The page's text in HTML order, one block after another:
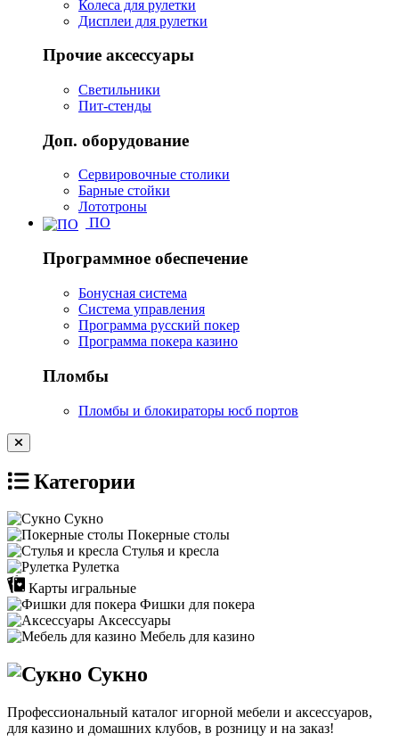
Колеса для рулетки
Дисплеи для рулетки
Прочие аксессуары
Светильники
Пит-стенды
Доп. оборудование
Сервировочные столики
Барные стойки
Лототроны
ПО
Программное обеспечение
Бонусная система
Система управления
Программа русский покер
Программа покера казино
Пломбы
Пломбы и блокираторы юсб портов
Категории
Сукно
Покерные столы
Стулья и кресла
Рулетка
Карты игральные
Фишки для покера
Аксессуары
Мебель для казино
Сукно
Профессиональный каталог игорной мебели и аксессуаров,
для казино и домашних клубов, в розницу и на заказ!